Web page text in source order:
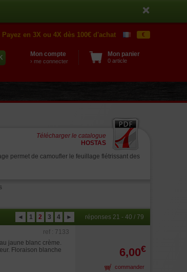
Payez en 3X ou 4X dès 100€ d'achat €
Mon compte
› me connecter
Mon panier
0 article
permet de camoufler le feuillage flétrissant des
Télécharger le catalogue
HOSTAS
◄ 1 2 3 4 ► réponses 21 - 40 / 79
ref : 7133
jaune blanc crème.
Floraison blanche
6,00€
commander